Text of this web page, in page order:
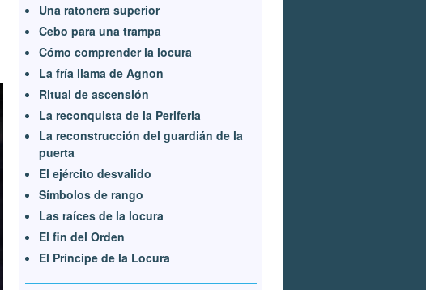
Una ratonera superior
Cebo para una trampa
Cómo comprender la locura
La fría llama de Agnon
Ritual de ascensión
La reconquista de la Periferia
La reconstrucción del guardián de la
puerta
El ejército desvalido
Símbolos de rango
Las raíces de la locura
El fin del Orden
El Príncipe de la Locura